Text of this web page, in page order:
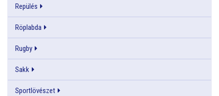
Repülés
Röplabda
Rugby
Sakk
Sportlövészet